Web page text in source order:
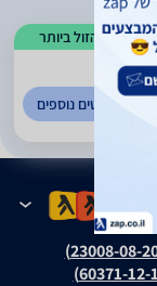
הזול ביותר
לפרטים נוספים